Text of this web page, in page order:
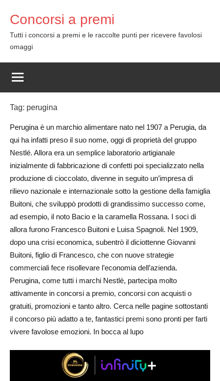
content
Concorsi a premi
Tutti i concorsi a premi e le raccolte punti per ricevere favolosi
omaggi
Tag: perugina
Perugina è un marchio alimentare nato nel 1907 a Perugia, da
qui ha infatti preso il suo nome, oggi di proprietà del gruppo
Nestlé. Allora era un semplice laboratorio artigianale
inizialmente di fabbricazione di confetti poi specializzato nella
produzione di cioccolato, divenne in seguito un’impresa di
rilievo nazionale e internazionale sotto la gestione della famiglia
Buitoni, che sviluppò prodotti di grandissimo successo come,
ad esempio, il noto Bacio e la caramella Rossana. I soci di
allora furono Francesco Buitoni e Luisa Spagnoli. Nel 1909,
dopo una crisi economica, subentrò il diciottenne Giovanni
Buitoni, figlio di Francesco, che con nuove strategie
commerciali fece risollevare l’economia dell’azienda.
Perugina, come tutti i marchi Nestlè, partecipa molto
attivamente in concorsi a premio, concorsi con acquisti o
gratuiti, promozioni e tanto altro. Cerca nelle pagine sottostanti
il concorso più adatto a te, fantastici premi sono pronti per farti
vivere favolose emozioni. In bocca al lupo